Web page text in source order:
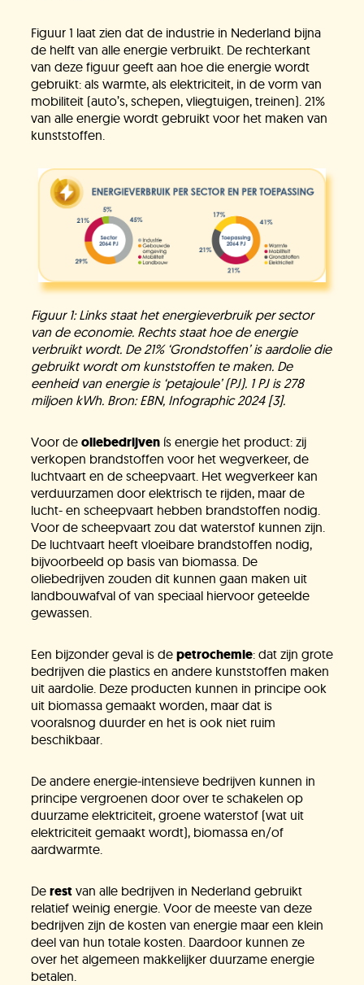
Figuur 1 laat zien dat de industrie in Nederland bijna
de helft van alle energie verbruikt. De rechterkant
van deze figuur geeft aan hoe die energie wordt
gebruikt: als warmte, als elektriciteit, in de vorm van
mobiliteit (auto’s, schepen, vliegtuigen, treinen). 21%
van alle energie wordt gebruikt voor het maken van
kunststoffen.
Figuur 1: Links staat het energieverbruik per sector
van de economie. Rechts staat hoe de energie
verbruikt wordt. De 21% ‘Grondstoffen’ is aardolie die
gebruikt wordt om kunststoffen te maken. De
eenheid van energie is ‘petajoule’ (PJ). 1 PJ is 278
miljoen kWh. Bron: EBN, Infographic 2024 [3].
Voor de oliebedrijvenís energie het product: zij
verkopen brandstoffen voor het wegverkeer, de
luchtvaart en de scheepvaart. Het wegverkeer kan
verduurzamen door elektrisch te rijden, maar de
lucht- en scheepvaart hebben brandstoffen nodig.
Voor de scheepvaart zou dat waterstof kunnen zijn.
De luchtvaart heeft vloeibare brandstoffen nodig,
bijvoorbeeld op basis van biomassa. De
oliebedrijven zouden dit kunnen gaan maken uit
landbouwafval of van speciaal hiervoor geteelde
gewassen.
Een bijzonder geval is de petrochemie: dat zijn grote
bedrijven die plastics en andere kunststoffen maken
uit aardolie. Deze producten kunnen in principe ook
uit biomassa gemaakt worden, maar dat is
vooralsnog duurder en het is ook niet ruim
beschikbaar.
De andere energie-intensieve bedrijven kunnen in
principe vergroenen door over te schakelen op
duurzame elektriciteit, groene waterstof (wat uit
elektriciteit gemaakt wordt), biomassa en/of
aardwarmte.
De restvan alle bedrijven in Nederland gebruikt
relatief weinig energie. Voor de meeste van deze
bedrijven zijn de kosten van energie maar een klein
deel van hun totale kosten. Daardoor kunnen ze
over het algemeen makkelijker duurzame energie
betalen.